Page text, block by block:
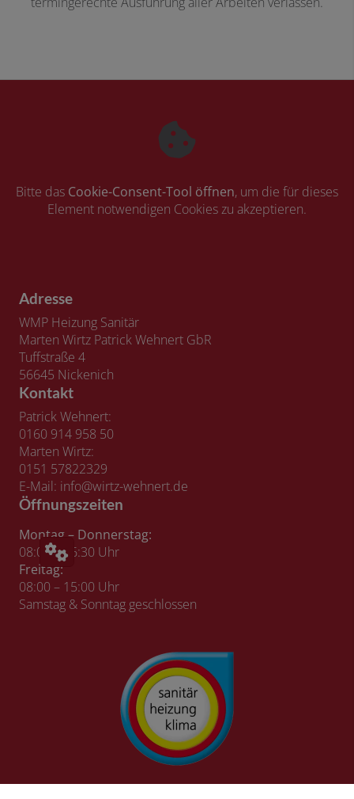
Bitte das Cookie-Consent-Tool öffnen, um die für dieses
Element notwendigen Cookies zu akzeptieren.
Adresse
WMP Heizung Sanitär
Marten Wirtz Patrick Wehnert GbR
Tuffstraße 4
56645 Nickenich
Kontakt
Patrick Wehnert:
0160 914 958 50
Marten Wirtz:
0151 57822329
E-Mail: info@wirtz-wehnert.de
Öffnungszeiten
Montag – Donnerstag:
08:00 – 16:30 Uhr
Freitag:
08:00 – 15:00 Uhr
Samstag & Sonntag geschlossen